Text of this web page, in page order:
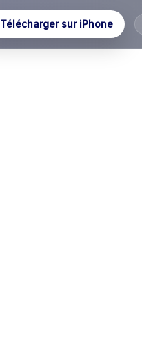
Télécharger sur iPhone